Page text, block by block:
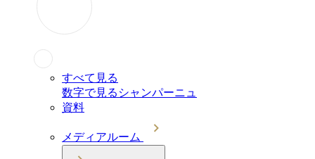
すべて見る
数字で見るシャンパーニュ
資料
メディアルーム